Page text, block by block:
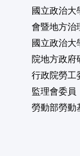
國立政治大
會暨地方治
國立政治大
院地方政府
行政院勞工
監理會委員
勞動部勞動